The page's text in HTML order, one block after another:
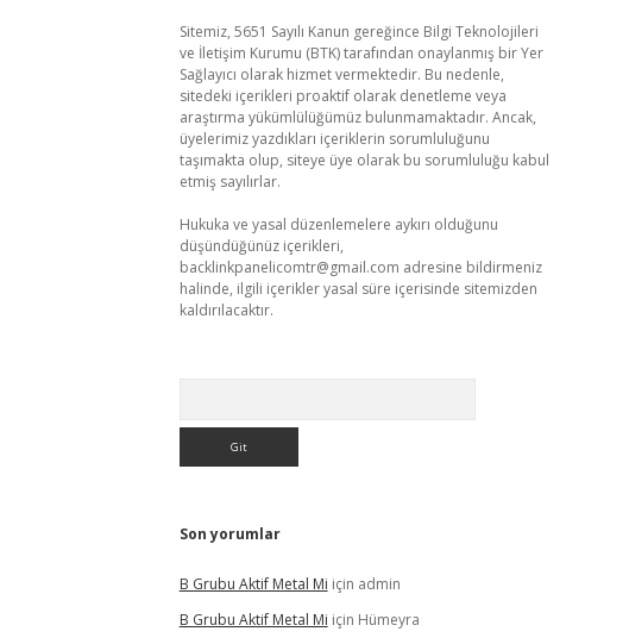
Sitemiz, 5651 Sayılı Kanun gereğince Bilgi Teknolojileri
ve İletişim Kurumu (BTK) tarafından onaylanmış bir Yer
Sağlayıcı olarak hizmet vermektedir. Bu nedenle,
sitedeki içerikleri proaktif olarak denetleme veya
araştırma yükümlülüğümüz bulunmamaktadır. Ancak,
üyelerimiz yazdıkları içeriklerin sorumluluğunu
taşımakta olup, siteye üye olarak bu sorumluluğu kabul
etmiş sayılırlar.
Hukuka ve yasal düzenlemelere aykırı olduğunu
düşündüğünüz içerikleri,
backlinkpanelicomtr@gmail.com adresine bildirmeniz
halinde, ilgili içerikler yasal süre içerisinde sitemizden
kaldırılacaktır.
Son yorumlar
B Grubu Aktif Metal Mi için admin
B Grubu Aktif Metal Mi için Hümeyra